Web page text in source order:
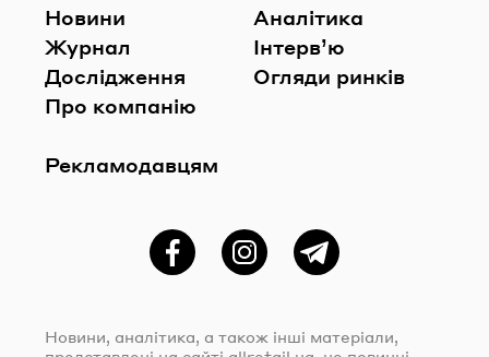
Новини
Журнал
Дослідження
Про компанію
Рекламодавцям
Аналітика
Інтерв’ю
Огляди ринків
ФейсбукInstagramTelegram
Новини, аналітика, а також інші матеріали,